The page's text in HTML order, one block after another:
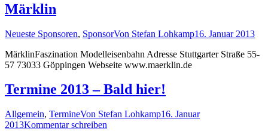
Märklin
Neueste Sponsoren, SponsorVon Stefan Lohkamp16. Januar 2013
MärklinFaszination Modelleisenbahn Adresse Stuttgarter Straße 55-
57 73033 Göppingen Webseite www.maerklin.de
Termine 2013 – Bald hier!
Allgemein, TermineVon Stefan Lohkamp16. Januar
2013Kommentar schreiben